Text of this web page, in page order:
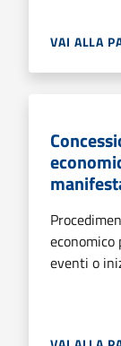
VAI ALLA
economico
eventi o